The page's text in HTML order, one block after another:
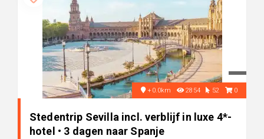
+0.0km 2854 52 0
Stedentrip Sevilla incl. verblijf in luxe 4*-
hotel • 3 dagen naar Spanje